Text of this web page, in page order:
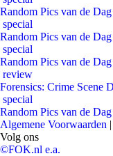
Random Pics van de
special
Random Pics van de
special
Random Pics van de
review
Forensics: Crime Scene
special
Random Pics van de
Algemene Voorwaarden |
Volg ons
©FOK.nl e.a.